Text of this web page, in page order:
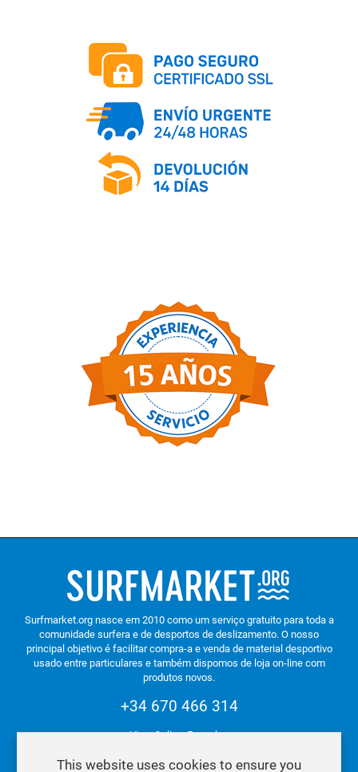
Surfmarket.org nasce em 2010 como um serviço gratuito para toda a
comunidade surfera e de desportos de deslizamento. O nosso
principal objetivo é facilitar compra-a e venda de material desportivo
usado entre particulares e também dispomos de loja on-line com
produtos novos.
+34 670 466 314
Vigo. Galiza. Espanha.
This website uses cookies to ensure you